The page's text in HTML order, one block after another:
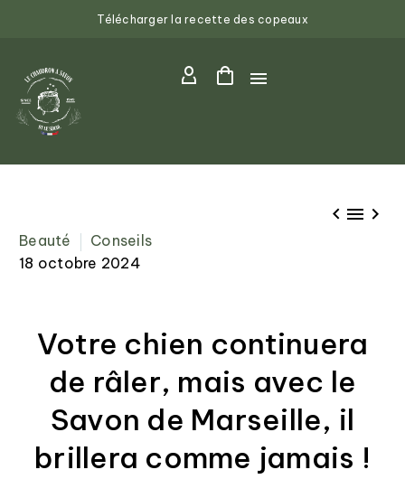
Télécharger la recette des copeaux
  
Beauté
Conseils
18 octobre 2024
Votre chien continuera
de râler, mais avec le
Savon de Marseille, il
brillera comme jamais !